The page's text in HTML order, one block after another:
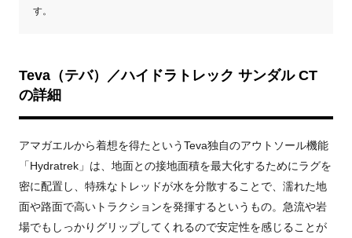
す。
Teva（テバ）／ハイドラトレック サンダル CT
の詳細
アマガエルから着想を得たというTeva独自のアウトソール機能
「Hydratrek」は、地面との接地面積を最大化するためにラグを
密に配置し、特殊なトレッドが水を分散することで、濡れた地
面や路面で高いトラクションを発揮するというもの。 急流や岩
場でもしっかりグリップしてくれるので安定性を感じることが